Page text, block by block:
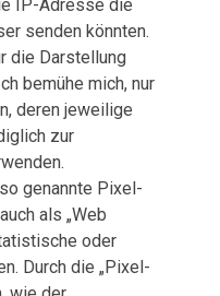
IP-Adresse die
senden könnten.
die Darstellung
bemühe mich, nur
deren jeweilige
zur
genannte Pixel-
als „Web
oder
Durch die „Pixel-